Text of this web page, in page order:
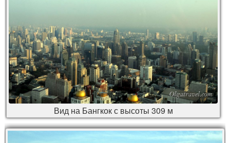
Вид на Бангкок с высоты 309 м